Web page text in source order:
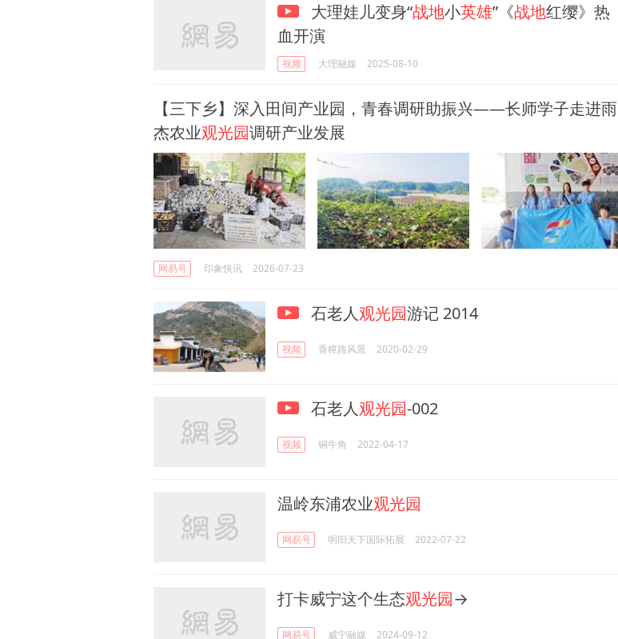
大理娃儿变身“战地小英雄”《战地红缨》热
血开演
视频 大理融媒 2025-08-10
【三下乡】深入田间产业园，青春调研助振兴——长师学子走进雨
杰农业观光园调研产业发展
网易号 印象快讯 2026-07-23
石老人观光园游记 2014
视频 香樟路风景 2020-02-29
石老人观光园-002
视频 铜牛角 2022-04-17
温岭东浦农业观光园
网易号 明阳天下国际拓展 2022-07-22
打卡威宁这个生态观光园→
网易号 威宁融媒 2024-09-12